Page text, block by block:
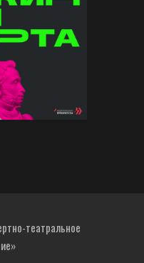
театральное